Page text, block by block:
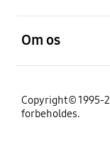
Om os
Copyright© 1995-
forbeholdes.